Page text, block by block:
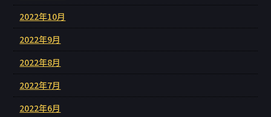
2022年10月
2022年9月
2022年8月
2022年7月
2022年6月